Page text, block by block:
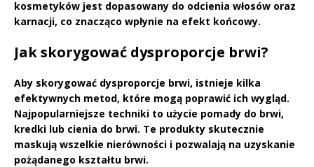
kosmetyków jest dopasowany do odcienia włosów oraz
karnacji, co znacząco wpłynie na efekt końcowy.
Jak skorygować dysproporcje brwi?
Aby skorygować dysproporcje brwi, istnieje kilka
efektywnych metod, które mogą poprawić ich wygląd.
Najpopularniejsze techniki to użycie pomady do brwi,
kredki lub cienia do brwi. Te produkty skutecznie
maskują wszelkie nierówności i pozwalają na uzyskanie
pożądanego kształtu brwi.